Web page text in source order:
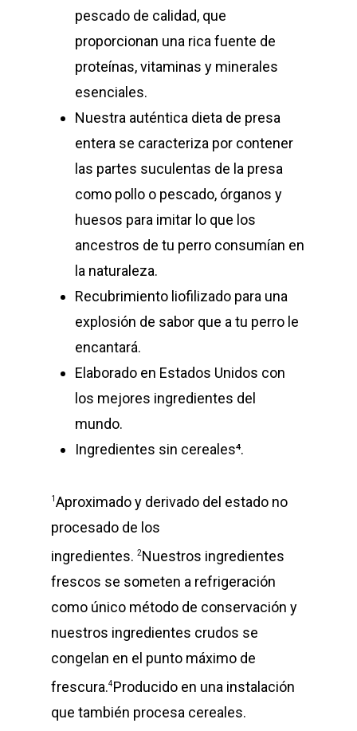
pescado de calidad, que
proporcionan una rica fuente de
proteínas, vitaminas y minerales
esenciales.
Nuestra auténtica dieta de presa
entera se caracteriza por contener
las partes suculentas de la presa
como pollo o pescado, órganos y
huesos para imitar lo que los
ancestros de tu perro consumían en
la naturaleza.
Recubrimiento liofilizado para una
explosión de sabor que a tu perro le
encantará.
Elaborado en Estados Unidos con
los mejores ingredientes del
mundo.
Ingredientes sin cereales⁴.
1Aproximado y derivado del estado no
procesado de los
ingredientes. 2Nuestros ingredientes
frescos se someten a refrigeración
como único método de conservación y
nuestros ingredientes crudos se
congelan en el punto máximo de
frescura.4Producido en una instalación
que también procesa cereales.